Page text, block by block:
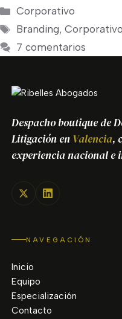
Categorías
Corporativo
Etiquetas
Branding,Corporativo
7 comentarios
Despacho boutique de
Litigación en Valencia,
experiencia nacional e
NAVEGACIÓN
Inicio
Equipo
Especialización
Contacto